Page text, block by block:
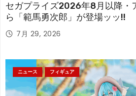
セガプライズ2026年8月以降・
ら「範馬勇次郎」が登場ッッ!!
7月 29, 2026
ニュース フィギュア